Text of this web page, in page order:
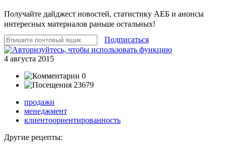
Получайте дайджест новостей, статистику АЕБ и анонсы
интересных материалов раньше остальных!
Подписаться
4 августа 2015
0
23679
продажи
менеджмент
клиентоориентированность
Другие рецепты: